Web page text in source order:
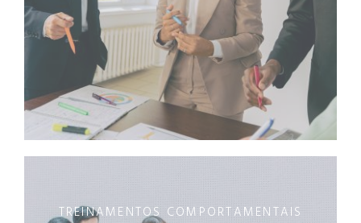
TREINAMENTOS COMPORTAMENTAIS